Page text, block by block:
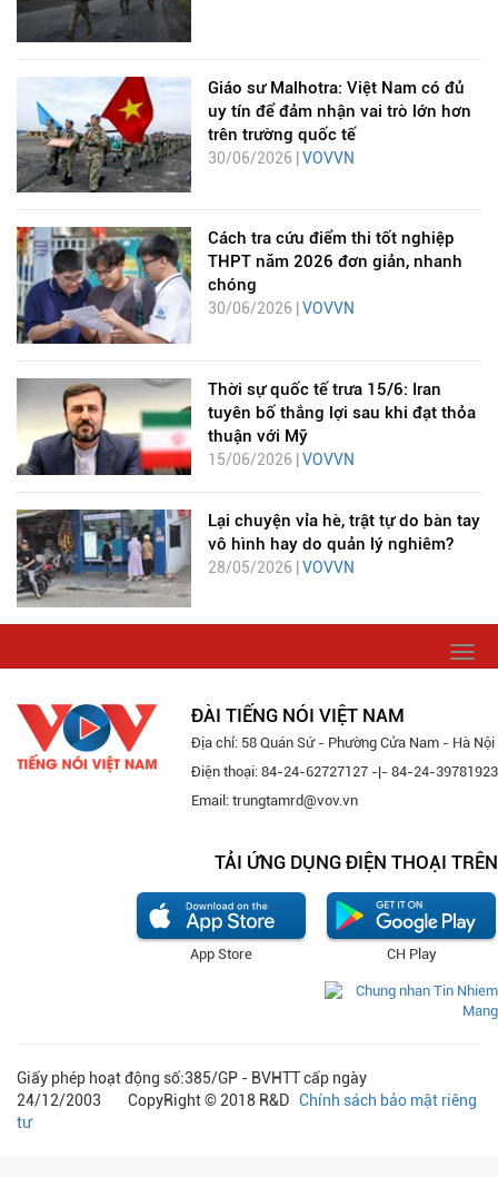
Giáo sư Malhotra: Việt Nam có đủ
uy tín để đảm nhận vai trò lớn hơn
trên trường quốc tế
30/06/2026 | VOVVN
Cách tra cứu điểm thi tốt nghiệp
THPT năm 2026 đơn giản, nhanh
chóng
30/06/2026 | VOVVN
Thời sự quốc tế trưa 15/6: Iran
tuyên bố thắng lợi sau khi đạt thỏa
thuận với Mỹ
15/06/2026 | VOVVN
Lại chuyện vỉa hè, trật tự do bàn tay
vô hình hay do quản lý nghiêm?
28/05/2026 | VOVVN
ĐÀI TIẾNG NÓI VIỆT NAM
Địa chỉ: 58 Quán Sứ - Phường Cửa Nam - Hà Nội
Điện thoại: 84-24-62727127 -|- 84-24-39781923
Email: trungtamrd@vov.vn
TẢI ỨNG DỤNG ĐIỆN THOẠI TRÊN
CH Play
App Store
Giấy phép hoạt động số:385/GP - BVHTT cấp ngày
24/12/2003 CopyRight © 2018 R&D Chính sách bảo mật riêng
tư